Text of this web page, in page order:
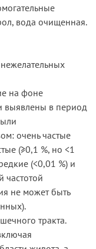
вода очищенная.
на фоне
выявлены в период
очень частые
(≥0,1 %, но <1
(<0,01 %) и
частотой
не может быть
тракта.